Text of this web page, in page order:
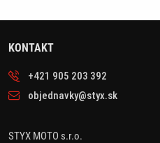
KONTAKT
+421 905 203 392
objednavky@styx.sk
STYX MOTO s.r.o.